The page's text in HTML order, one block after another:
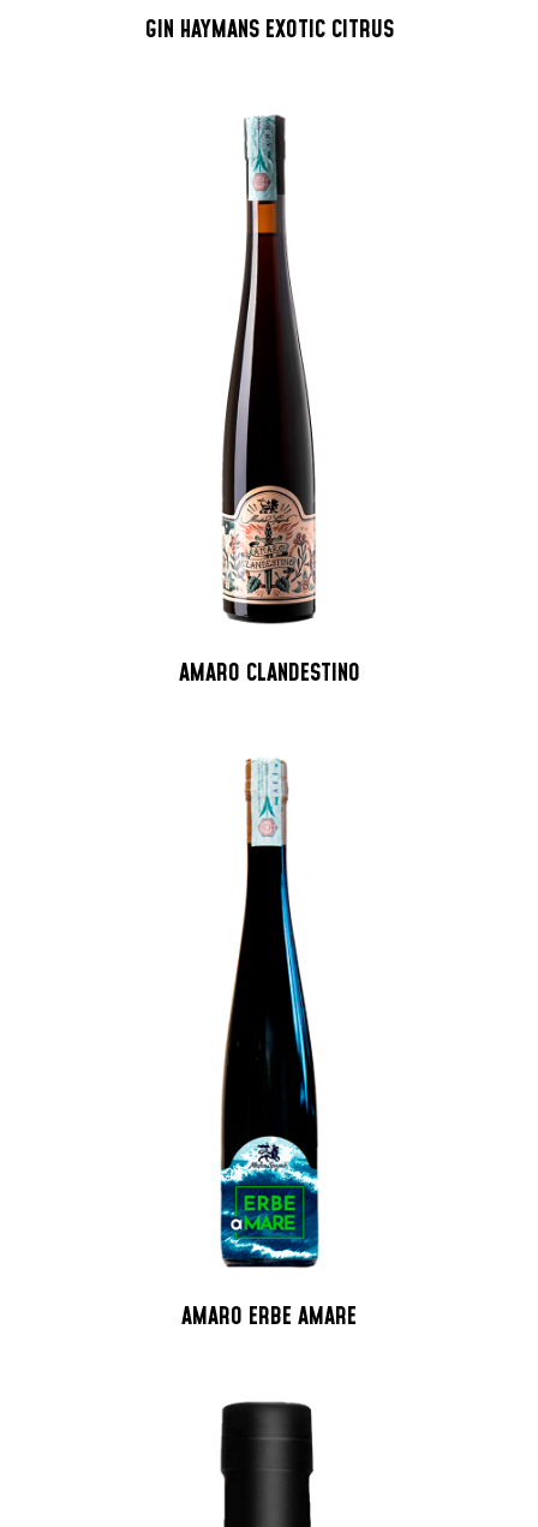
GIN HAYMANS EXOTIC CITRUS
AMARO CLANDESTINO
AMARO ERBE AMARE